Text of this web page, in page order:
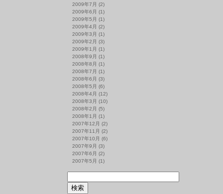
2009年7月 (2)
2009年6月 (1)
2009年5月 (1)
2009年4月 (2)
2009年3月 (1)
2009年2月 (3)
2009年1月 (1)
2008年9月 (1)
2008年8月 (1)
2008年7月 (1)
2008年6月 (3)
2008年5月 (6)
2008年4月 (12)
2008年3月 (10)
2008年2月 (5)
2008年1月 (1)
2007年12月 (2)
2007年11月 (2)
2007年10月 (6)
2007年9月 (3)
2007年6月 (2)
2007年5月 (1)